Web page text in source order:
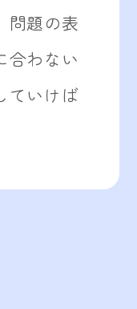
問題の表
合わない
ていけば